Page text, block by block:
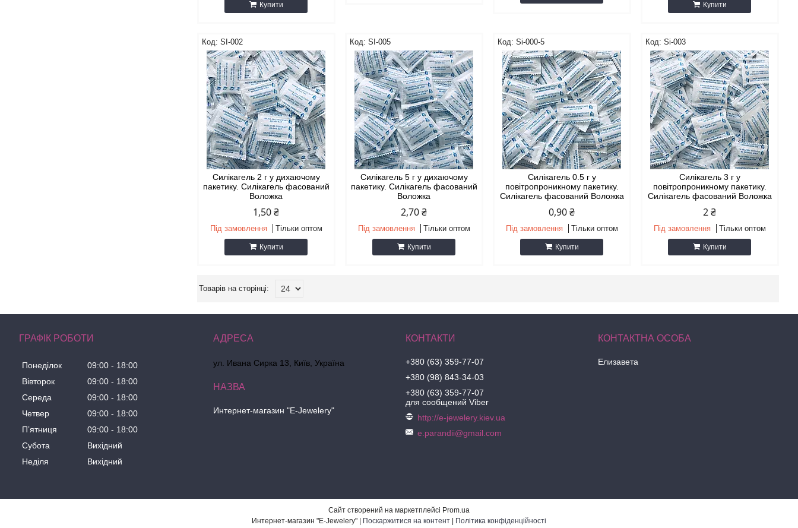
Купити Купити
SI-002
Силікагель 2 г у дихаючому
пакетику. Силікагель фасований
Воложка
1,50 ₴
Під замовлення Тільки оптом
Купити
SI-005
Силікагель 5 г у дихаючому
пакетику. Силікагель фасований
Воложка
2,70 ₴
Під замовлення Тільки оптом
Купити
Si-000-5
Силікагель 0.5 г у
повітропроникному пакетику.
Силікагель фасований Воложка
0,90 ₴
Під замовлення Тільки оптом
Купити
Si-003
Силікагель 3 г у
повітропроникному пакетику.
Силікагель фасований Воложка
2 ₴
Під замовлення Тільки оптом
Купити
ГРАФІК РОБОТИ
Понеділок 09:00
18:00
Вівторок
09:00
18:00
Середа
09:00
18:00
Четвер
09:00
18:00
Пʼятниця
09:00
18:00
Субота
Вихідний
Неділя
Вихідний
ул. Ивана Сирка 13, Київ, Україна
Интернет-магазин "E-Jewelery"
+380 (63) 359-77-07
+380 (98) 843-34-03
+380 (63) 359-77-07
для сообщений Viber
http://e-jewelery.kiev.ua
e.parandii@gmail.com
Елизавета
Сайт створений на маркетплейсі Prom.ua
Поскаржитися на контент Політика конфіденційності